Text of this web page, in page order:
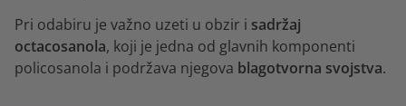
Pri odabiru je važno uzeti u obzir i sadržaj
octacosanola, koji je jedna od glavnih komponenti
policosanola i podržava njegova blagotvorna svojstva.